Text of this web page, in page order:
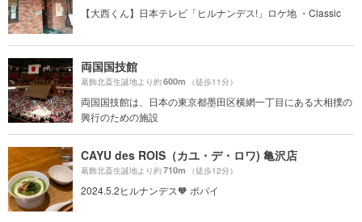
【大西くん】日本テレビ「ヒルナンデス!」ロケ地 ・Classic
両国国技館
葛飾北斎生誕地より約600m （徒歩11分）
両国国技館は、日本の東京都墨田区横網一丁目にある大相撲の
興行のための施設
CAYU des ROIS（カユ・デ・ロワ) 亀沢店
葛飾北斎生誕地より約710m （徒歩12分）
2024.5.2ヒルナンデス🧡 ポパイ